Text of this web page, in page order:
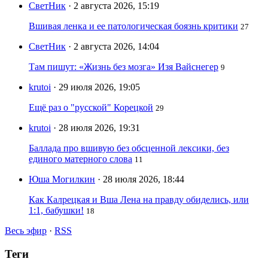
СветНик · 2 августа 2026, 15:19
Вшивая ленка и ее патологическая боязнь критики 27
СветНик · 2 августа 2026, 14:04
Там пишут: «Жизнь без мозга» Изя Вайснегер 9
krutoi · 29 июля 2026, 19:05
Ещё раз о "русской" Корецкой 29
krutoi · 28 июля 2026, 19:31
Баллада про вшивую без обсценной лексики, без
единого матерного слова 11
Юша Могилкин · 28 июля 2026, 18:44
Как Калрецкая и Вша Лена на правду обиделись, или
1:1, бабушки! 18
Весь эфир · RSS
Теги